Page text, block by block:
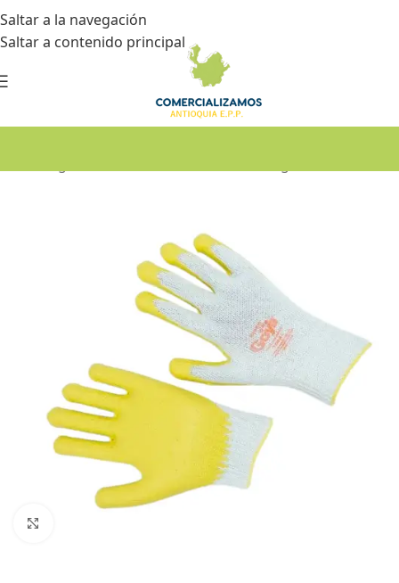
Saltar a la navegación
Saltar a contenido principal